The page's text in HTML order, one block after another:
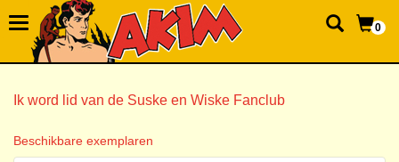
0
Ik word lid van de Suske en Wiske Fanclub
Beschikbare exemplaren